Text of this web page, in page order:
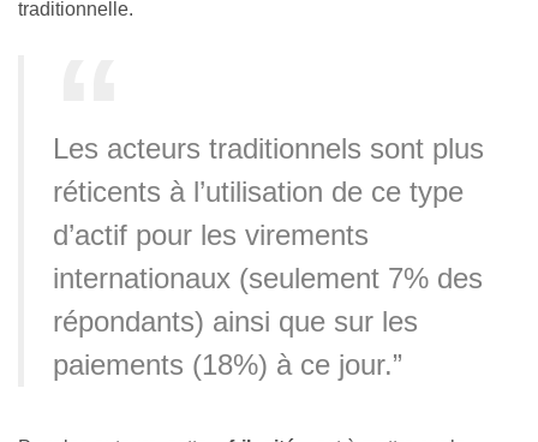
traditionnelle.
Les acteurs traditionnels sont plus
réticents à l’utilisation de ce type
d’actif pour les virements
internationaux (seulement 7% des
répondants) ainsi que sur les
paiements (18%) à ce jour.”